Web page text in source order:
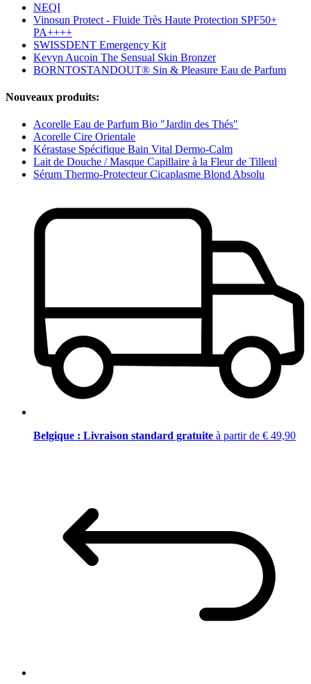
NEQI
Vinosun Protect - Fluide Très Haute Protection SPF50+
PA++++
SWISSDENT Emergency Kit
Kevyn Aucoin The Sensual Skin Bronzer
BORNTOSTANDOUT® Sin & Pleasure Eau de Parfum
Nouveaux produits:
Acorelle Eau de Parfum Bio "Jardin des Thés"
Acorelle Cire Orientale
Kérastase Spécifique Bain Vital Dermo-Calm
Lait de Douche / Masque Capillaire à la Fleur de Tilleul
Sérum Thermo-Protecteur Cicaplasme Blond Absolu
Belgique : Livraison standard gratuite à partir de € 49,90